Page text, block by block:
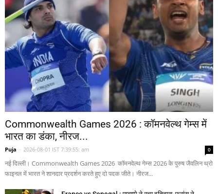
Commonwealth Games 2026 : कॉमनवेल्थ गेम्स में
भारत का डंका, नीरज...
Puja - 2026-08-01 IST 7:39:55: am 0
नई दिल्ली। Commonwealth Games 2026 कॉमनवेल्थ गेम्स 2026 के पुरुष जैवलिन थ्रो
फाइनल में भारत ने शानदार प्रदर्शन करते हुए दो पदक जीते। नीरज...